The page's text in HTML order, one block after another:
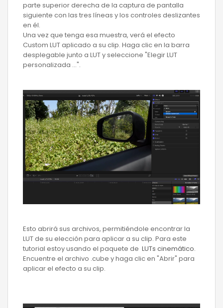
parte superior derecha de la captura de pantalla
siguiente con las tres líneas y los controles deslizantes
en él.
Una vez que tenga esa muestra, verá el efecto
Custom LUT aplicado a su clip. Haga clic en la barra
desplegable junto a LUT y seleccione "Elegir LUT
personalizada ...".
Esto abrirá sus archivos, permitiéndole encontrar la
LUT de su elección para aplicar a su clip. Para este
tutorial estoy usando el paquete de LUTs cinemático.
Encuentre el archivo .cube y haga clic en "Abrir" para
aplicar el efecto a su clip.